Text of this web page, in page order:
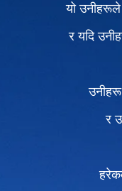
यो उनीहरूले
र यदि
उनीहरू
र